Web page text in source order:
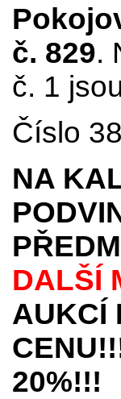
č. 829.
č. 1
Číslo
NA
DALŠÍ
AUKCÍ
20%!!!